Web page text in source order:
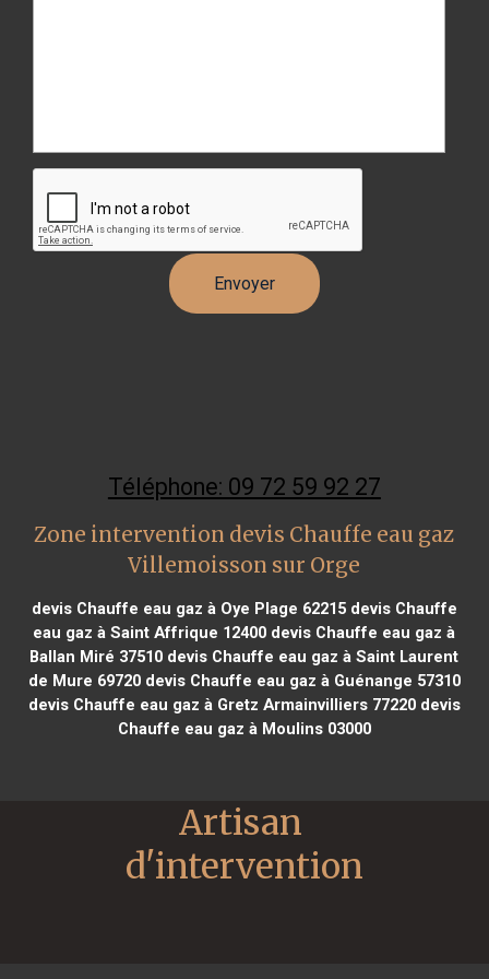
Téléphone: 09 72 59 92 27
Zone intervention devis Chauffe eau gaz
Villemoisson sur Orge
devis Chauffe eau gaz à Oye Plage 62215devis Chauffe
eau gaz à Saint Affrique 12400 devis Chauffe eau gaz à
Ballan Miré 37510 devis Chauffe eau gaz à Saint Laurent
de Mure 69720devis Chauffe eau gaz à Guénange 57310
devis Chauffe eau gaz à Gretz Armainvilliers 77220devis
Chauffe eau gaz à Moulins 03000
Artisan
d'intervention